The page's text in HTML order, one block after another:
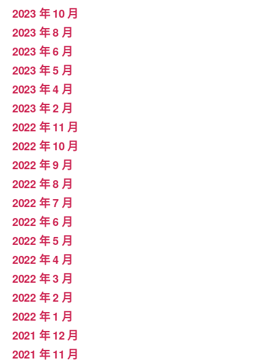
2023 年 10 月
2023 年 8 月
2023 年 6 月
2023 年 5 月
2023 年 4 月
2023 年 2 月
2022 年 11 月
2022 年 10 月
2022 年 9 月
2022 年 8 月
2022 年 7 月
2022 年 6 月
2022 年 5 月
2022 年 4 月
2022 年 3 月
2022 年 2 月
2022 年 1 月
2021 年 12 月
2021 年 11 月